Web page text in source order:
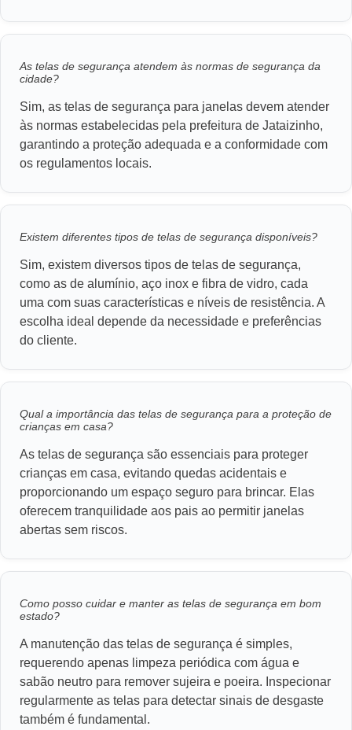
As telas de segurança atendem às normas de segurança da
cidade?
Sim, as telas de segurança para janelas devem atender
às normas estabelecidas pela prefeitura de Jataizinho,
garantindo a proteção adequada e a conformidade com
os regulamentos locais.
Existem diferentes tipos de telas de segurança disponíveis?
Sim, existem diversos tipos de telas de segurança,
como as de alumínio, aço inox e fibra de vidro, cada
uma com suas características e níveis de resistência. A
escolha ideal depende da necessidade e preferências
do cliente.
Qual a importância das telas de segurança para a proteção de
crianças em casa?
As telas de segurança são essenciais para proteger
crianças em casa, evitando quedas acidentais e
proporcionando um espaço seguro para brincar. Elas
oferecem tranquilidade aos pais ao permitir janelas
abertas sem riscos.
Como posso cuidar e manter as telas de segurança em bom
estado?
A manutenção das telas de segurança é simples,
requerendo apenas limpeza periódica com água e
sabão neutro para remover sujeira e poeira. Inspecionar
regularmente as telas para detectar sinais de desgaste
também é fundamental.